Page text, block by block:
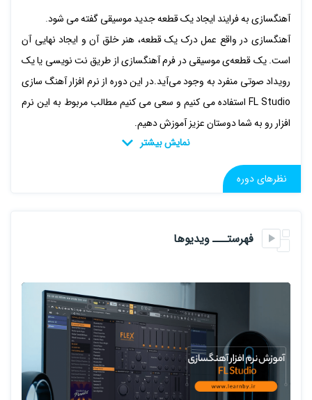
آهنگسازی به فرایند ایجاد یک قطعه جدید موسیقی گفته می شود.
آهنگسازی در واقع عمل درک یک قطعه، هنر خلق آن و ایجاد نهایی آن
است. یک قطعه‌ی موسیقی در فرم آهنگسازی از طریق نت‌ نویسی یا یک
رویداد صوتی منفرد به وجود می‌آید.در این دوره از نرم افزار آهنگ سازی
FL Studio استفاده می کنیم و سعی می کنیم مطالب مربوط به این نرم
افزار رو به شما دوستان عزیز آموزش دهیم.
نظرهای دوره
فهرستـــ ویدیوها